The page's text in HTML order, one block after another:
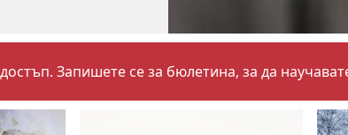
Запишете се за бюлетина, за да